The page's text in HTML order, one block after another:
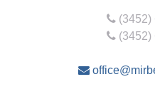
(3452)
(3452)